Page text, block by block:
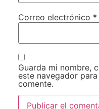
Correo electrónico *
Guarda mi nombre,
este navegador
comente.